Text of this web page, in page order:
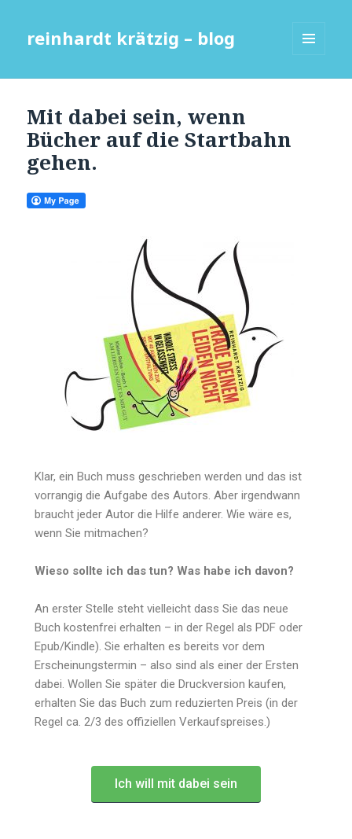
reinhardt krätzig – blog
Mit dabei sein, wenn
Bücher auf die Startbahn
gehen.
Klar, ein Buch muss geschrieben werden und das ist
vorrangig die Aufgabe des Autors. Aber irgendwann
braucht jeder Autor die Hilfe anderer. Wie wäre es,
wenn Sie mitmachen?
Wieso sollte ich das tun? Was habe ich davon?
An erster Stelle steht vielleicht dass Sie das neue
Buch kostenfrei erhalten – in der Regel als PDF oder
Epub/Kindle). Sie erhalten es bereits vor dem
Erscheinungstermin – also sind als einer der Ersten
dabei. Wollen Sie später die Druckversion kaufen,
erhalten Sie das Buch zum reduzierten Preis (in der
Regel ca. 2/3 des offiziellen Verkaufspreises.)
Ich will mit dabei sein